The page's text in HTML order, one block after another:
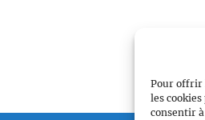
Pour offrir
les
consentir